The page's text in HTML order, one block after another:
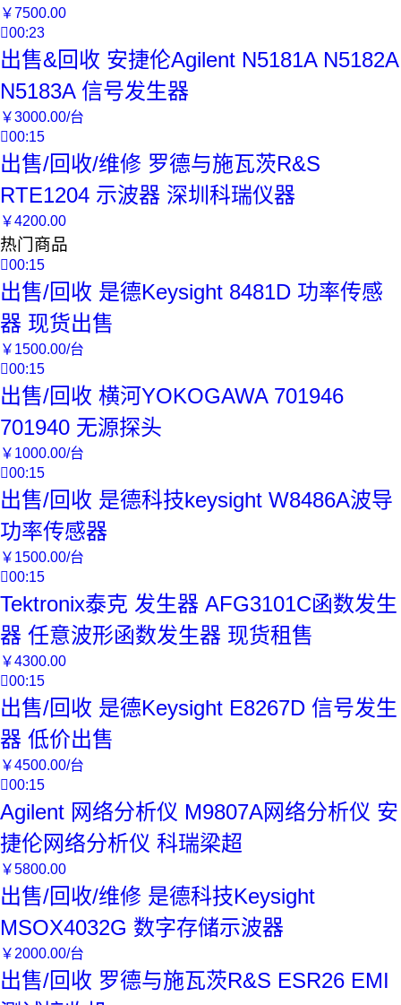
￥7500.00
00:23
出售&回收 安捷伦Agilent N5181A N5182A
N5183A 信号发生器
￥3000.00/台
00:15
出售/回收/维修 罗德与施瓦茨R&S
RTE1204 示波器 深圳科瑞仪器
￥4200.00
热门商品
00:15
出售/回收 是德Keysight 8481D 功率传感
器 现货出售
￥ 1500.00/台
00:15
出售/回收 横河YOKOGAWA 701946
701940 无源探头
￥ 1000.00/台
00:15
出售/回收 是德科技keysight W8486A波导
功率传感器
￥ 1500.00/台
00:15
Tektronix泰克 发生器 AFG3101C函数发生
器 任意波形函数发生器 现货租售
￥4300.00
00:15
出售/回收 是德Keysight E8267D 信号发生
器 低价出售
￥4500.00/台
00:15
Agilent 网络分析仪 M9807A网络分析仪 安
捷伦网络分析仪 科瑞梁超
￥5800.00
出售/回收/维修 是德科技Keysight
MSOX4032G 数字存储示波器
￥ 2000.00/台
出售/回收 罗德与施瓦茨R&S ESR26 EMI